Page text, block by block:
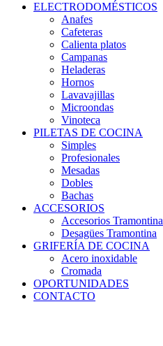
ELECTRODOMÉSTICOS
Anafes
Cafeteras
Calienta platos
Campanas
Heladeras
Hornos
Lavavajillas
Microondas
Vinoteca
PILETAS DE COCINA
Simples
Profesionales
Mesadas
Dobles
Bachas
ACCESORIOS
Accesorios Tramontina
Desagües Tramontina
GRIFERÍA DE COCINA
Acero inoxidable
Cromada
OPORTUNIDADES
CONTACTO